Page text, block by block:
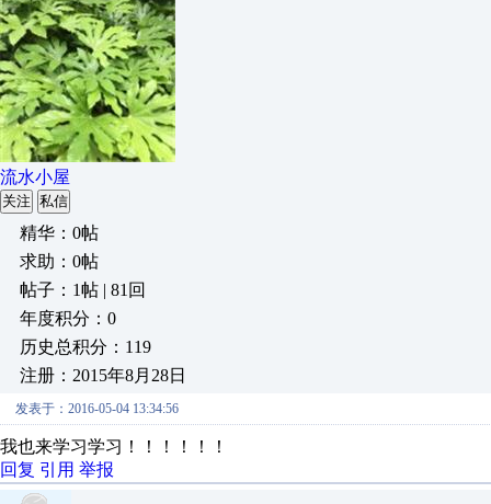
流水小屋
关注 私信
精华：0帖
求助：0帖
帖子：1帖 | 81回
年度积分：0
历史总积分：119
注册：2015年8月28日
发表于：2016-05-04 13:34:56
我也来学习学习！！！！！！
回复 引用 举报